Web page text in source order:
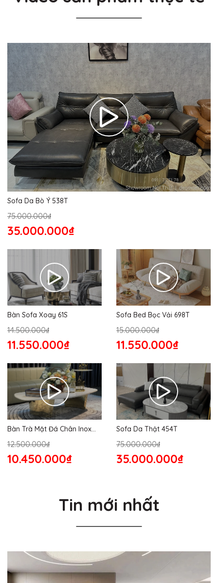
Sofa Da Bò Ý 538T
75.000.000₫
35.000.000₫
Bàn Sofa Xoay 61S
14.500.000₫
11.550.000₫
Sofa Bed Bọc Vải 698T
15.000.000₫
11.550.000₫
Bàn Trà Mặt Đá Chân Inox
12.500.000₫
10.450.000₫
Sofa Da Thật 454T
75.000.000₫
35.000.000₫
Tin mới nhất